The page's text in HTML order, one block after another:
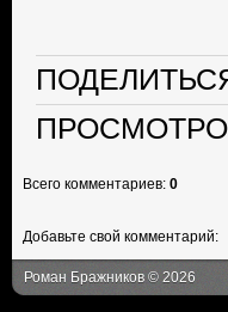
Всего комментариев: 0
Добавьте свой комментарий:
Роман Бражников © 2026